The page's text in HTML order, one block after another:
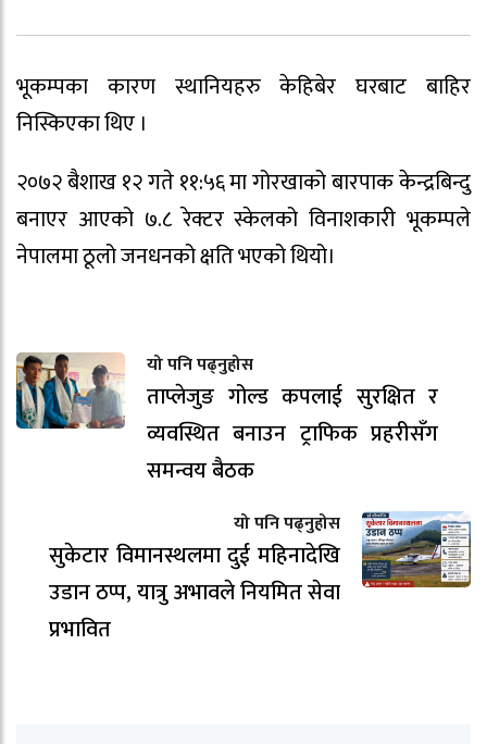
भूकम्पका कारण स्थानियहरु केहिबेर घरबाट बाहिर
निस्किएका थिए ।
२०७२ बैशाख १२ गते ११:५६ मा गोरखाको बारपाक केन्द्रबिन्दु
बनाएर आएको ७.८ रेक्टर स्केलको विनाशकारी भूकम्पले
नेपालमा ठूलो जनधनको क्षति भएको थियो।
यो पनि पढ्नुहोस
ताप्लेजुङ गोल्ड कपलाई सुरक्षित र
व्यवस्थित बनाउन ट्राफिक प्रहरीसँग
समन्वय बैठक
यो पनि पढ्नुहोस
सुकेटार विमानस्थलमा दुई महिनादेखि
उडान ठप्प, यात्रु अभावले नियमित सेवा
प्रभावित